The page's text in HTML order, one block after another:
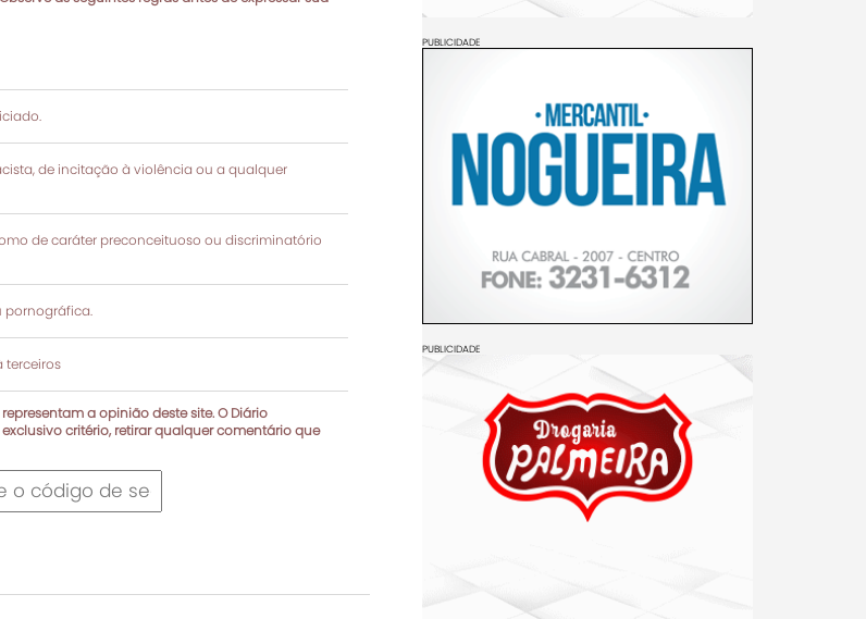
de incitação à violência ou a qualquer
de caráter preconceituoso ou discriminatório
pornográfica.
terceiros
a opinião deste site. O Diário
critério, retirar qualquer comentário que
PUBLICIDADE
PUBLICIDADE